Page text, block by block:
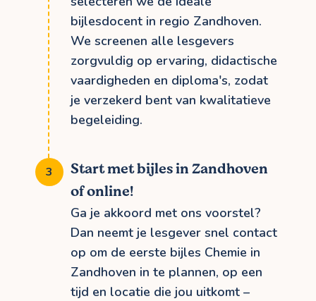
bijlesdocent in regio Zandhoven.
We screenen alle lesgevers
zorgvuldig op ervaring, didactische
vaardigheden en diploma's, zodat
je verzekerd bent van kwalitatieve
begeleiding.
Start met bijles in Zandhoven
of online!
Ga je akkoord met ons voorstel?
Dan neemt je lesgever snel contact
op om de eerste bijles Chemie in
Zandhoven in te plannen, op een
tijd en locatie die jou uitkomt –